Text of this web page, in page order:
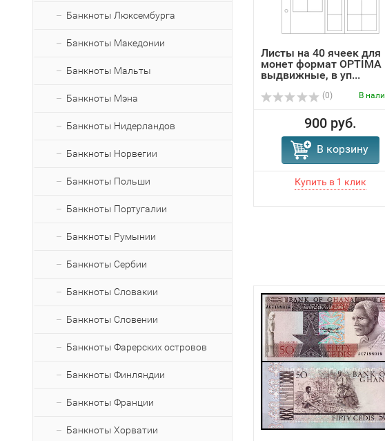
Банкноты Люксембурга
Банкноты Македонии
Банкноты Мальты
Банкноты Мэна
Банкноты Нидерландов
Банкноты Норвегии
Банкноты Польши
Банкноты Португалии
Банкноты Румынии
Банкноты Сербии
Банкноты Словакии
Банкноты Словении
Банкноты Фарерских островов
Банкноты Финляндии
Банкноты Франции
Банкноты Хорватии
Листы на 40 ячеек для
монет формат OPTIMA
выдвижные, в уп...
(0) В
900 руб.
В корзину